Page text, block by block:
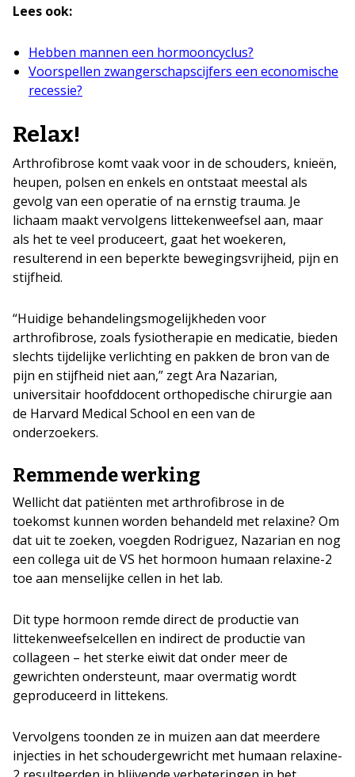
Lees ook:
Hebben mannen een hormooncyclus?
Voorspellen zwangerschapscijfers een economische
recessie?
Relax!
Arthrofibrose komt vaak voor in de schouders, knieën,
heupen, polsen en enkels en ontstaat meestal als
gevolg van een operatie of na ernstig trauma. Je
lichaam maakt vervolgens littekenweefsel aan, maar
als het te veel produceert, gaat het woekeren,
resulterend in een beperkte bewegingsvrijheid, pijn en
stijfheid.
“Huidige behandelingsmogelijkheden voor
arthrofibrose, zoals fysiotherapie en medicatie, bieden
slechts tijdelijke verlichting en pakken de bron van de
pijn en stijfheid niet aan,” zegt Ara Nazarian,
universitair hoofddocent orthopedische chirurgie aan
de Harvard Medical School en een van de
onderzoekers.
Remmende werking
Wellicht dat patiënten met arthrofibrose in de
toekomst kunnen worden behandeld met relaxine? Om
dat uit te zoeken, voegden Rodriguez, Nazarian en nog
een collega uit de VS het hormoon humaan relaxine-2
toe aan menselijke cellen in het lab.
Dit type hormoon remde direct de productie van
littekenweefselcellen en indirect de productie van
collageen – het sterke eiwit dat onder meer de
gewrichten ondersteunt, maar overmatig wordt
geproduceerd in littekens.
Vervolgens toonden ze in muizen aan dat meerdere
injecties in het schoudergewricht met humaan relaxine-